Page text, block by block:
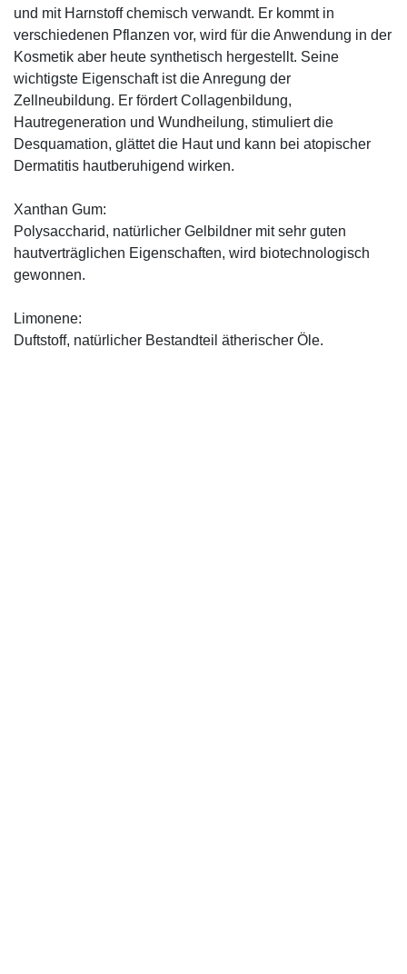
und mit Harnstoff chemisch verwandt. Er kommt in
verschiedenen Pflanzen vor, wird für die Anwendung in der
Kosmetik aber heute synthetisch hergestellt. Seine
wichtigste Eigenschaft ist die Anregung der
Zellneubildung. Er fördert Collagenbildung,
Hautregeneration und Wundheilung, stimuliert die
Desquamation, glättet die Haut und kann bei atopischer
Dermatitis hautberuhigend wirken.
Xanthan Gum:
Polysaccharid, natürlicher Gelbildner mit sehr guten
hautverträglichen Eigenschaften, wird biotechnologisch
gewonnen.
Limonene:
Duftstoff, natürlicher Bestandteil ätherischer Öle.